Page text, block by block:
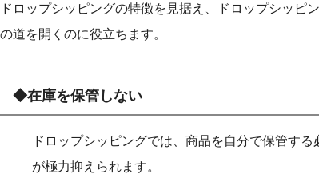
ドロップシッピングの特徴を見据え、ドロップシッピ
の道を開くのに役立ちます。
◆在庫を保管しない
ドロップシッピングでは、商品を自分で保管す
が極力抑えられます。